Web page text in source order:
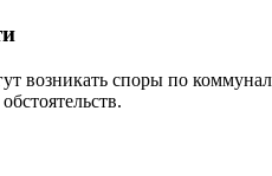
возникать споры по